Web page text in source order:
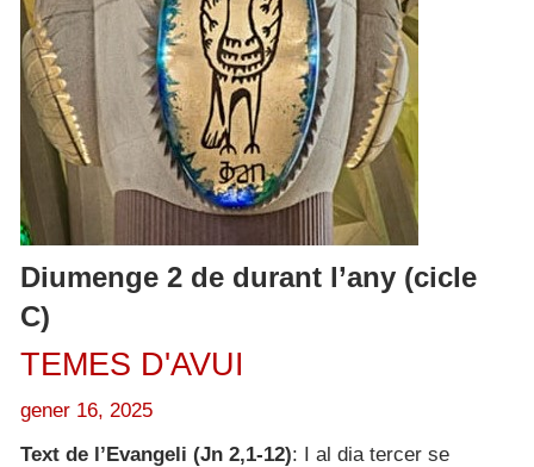
Diumenge 2 de durant l’any (cicle
C)
TEMES D'AVUI
gener 16, 2025
Text de l’Evangeli (Jn 2,1-12): I al dia tercer se